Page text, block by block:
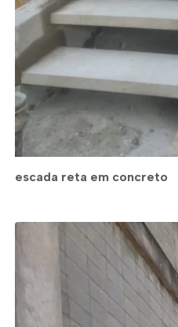
escada reta em concreto